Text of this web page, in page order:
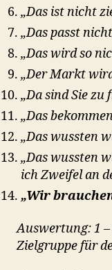
„Das ist nicht
„Das passt
„Das wird so
„Der Markt
„Da sind Sie
„Das
„Das wussten
„Das wussten
ich Zweifel an
„Wir
Auswertung: 1
Zielgruppe für